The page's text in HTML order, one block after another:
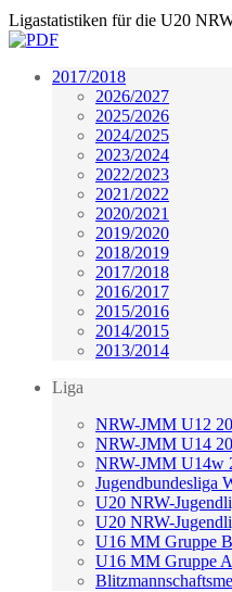
Ligastatistiken für die U20
2017/2018
2026/2027
2025/2026
2024/2025
2023/2024
2022/2023
2021/2022
2020/2021
2019/2020
2018/2019
2017/2018
2016/2017
2015/2016
2014/2015
2013/2014
Liga
NRW-JMM U12
NRW-JMM U14
NRW-JMM U14w
Jugendbundesliga
U20 NRW-
U20 NRW-
U16 MM Gruppe B
U16 MM Gruppe A